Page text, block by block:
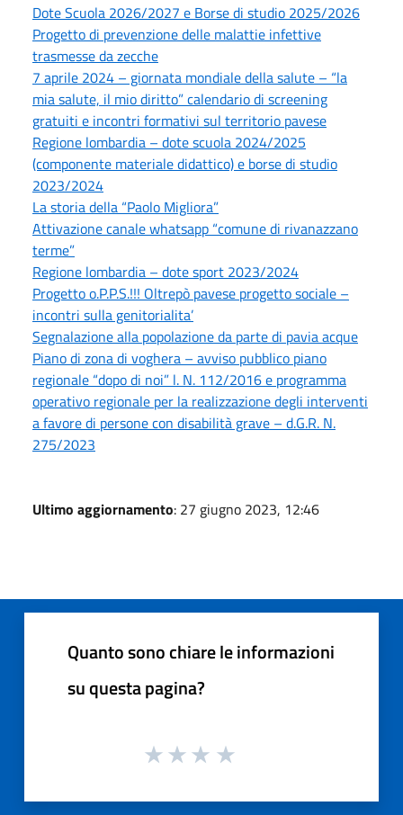
Dote Scuola 2026/2027 e Borse di studio 2025/2026
Progetto di prevenzione delle malattie infettive
trasmesse da zecche
7 aprile 2024 – giornata mondiale della salute – “la
mia salute, il mio diritto” calendario di screening
gratuiti e incontri formativi sul territorio pavese
Regione lombardia – dote scuola 2024/2025
(componente materiale didattico) e borse di studio
2023/2024
La storia della “Paolo Migliora”
Attivazione canale whatsapp “comune di rivanazzano
terme”
Regione lombardia – dote sport 2023/2024
Progetto o.P.P.S.!!! Oltrepò pavese progetto sociale –
incontri sulla genitorialita’
Segnalazione alla popolazione da parte di pavia acque
Piano di zona di voghera – avviso pubblico piano
regionale “dopo di noi” l. N. 112/2016 e programma
operativo regionale per la realizzazione degli interventi
a favore di persone con disabilità grave – d.G.R. N.
275/2023
Ultimo aggiornamento: 27 giugno 2023, 12:46
Quanto sono chiare le informazioni
su questa pagina?